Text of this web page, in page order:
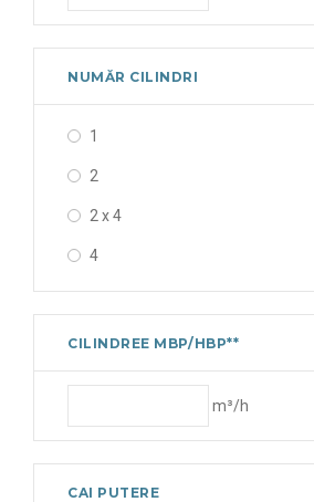
NUMĂR CILINDRI
1
2
2 x 4
4
CILINDREE MBP/HBP**
m³/h
CAI PUTERE